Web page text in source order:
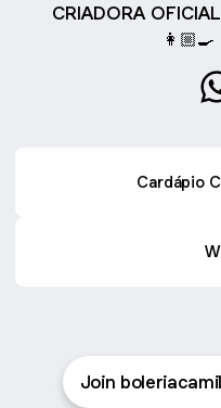
CRIADORA
Cardápio
Join